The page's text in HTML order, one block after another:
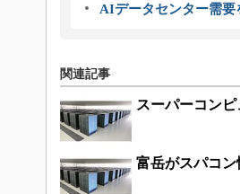
AIデータセンター需要
関連記事
スーパーコン
富岳がスパコ